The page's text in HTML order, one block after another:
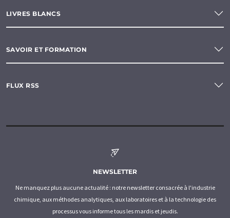
LIVRES BLANCS
SAVOIR ET FORMATION
FLUX RSS
NEWSLETTER
Ne manquez plus aucune actualité : notre newsletter consacrée à l'industrie
chimique, aux méthodes analytiques, aux laboratoires et à la technologie des
processus vous informe tous les mardis et jeudis.